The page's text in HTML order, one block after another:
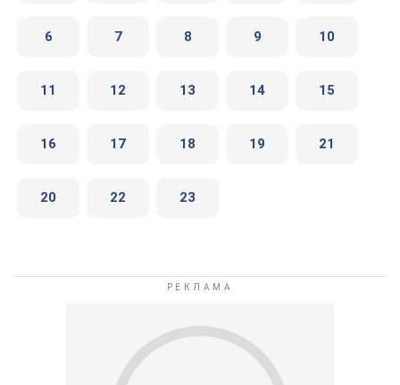
6 7 8 9 10
11 12 13 14 15
16 17 18 19 21
20 22 23